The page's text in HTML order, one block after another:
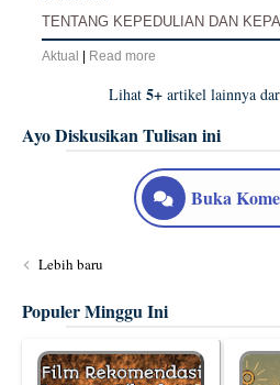
TENTANG KEPEDULIAN DAN
Aktual Read more
Lihat 5+ artikel lainnya
Ayo Diskusikan Tulisan ini
Buka
Lebih baru
Populer Minggu Ini